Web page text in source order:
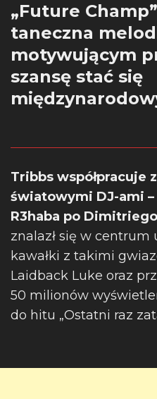
„Future
taneczna
motywującym
szansę stać się
Tribbs współpracuje
światowymi DJ-ami
R3haba po
znalazł się w
kawałki z takimi
Laidback Luke oraz
50 milionów
do hitu „Ostatni raz